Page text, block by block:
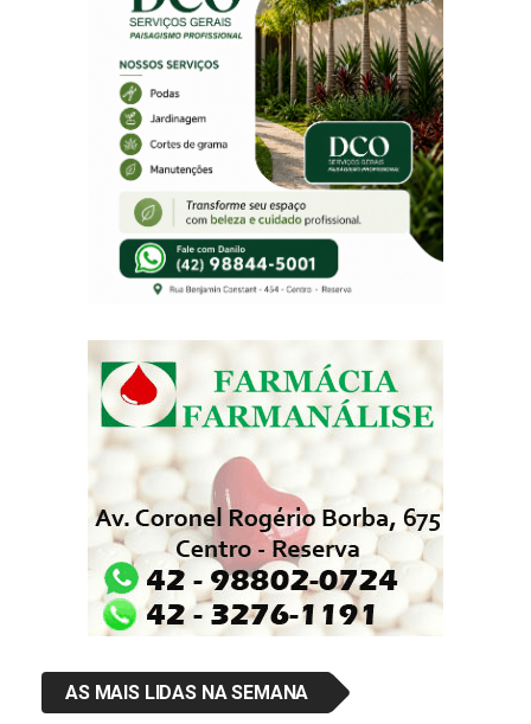
AS MAIS LIDAS NA SEMANA